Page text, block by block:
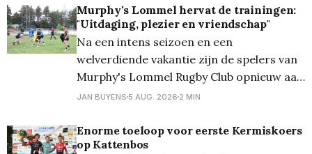
als Front of Shirt Partner prijken op het
wedstrijdshirt van de eerste ploeg. De
stap naar hoofdsponsor benadrukt het
wederzijdse vertrouwen
Murphy's Lommel hervat de trainingen:
"Uitdaging, plezier en vriendschap"
Na een intens seizoen en een
welverdiende vakantie zijn de spelers van
Murphy's Lommel Rugby Club opnieuw aan
de slag. Met de start van het nieuwe
open training voor de heren, waarbij
zowel ervaren spelers als nieuwsgierige
JAN BUYENS 5 AUG. 2026 2 MIN
Enorme toeloop voor eerste Kermiskoers
op Kattenbos